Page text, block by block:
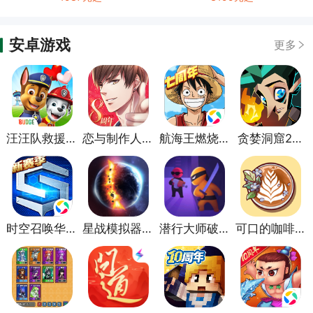
安卓游戏 更多
汪汪队救援世
界手游
恋与制作人官
方正版
航海王燃烧意
志腾讯版本
贪婪洞窟2官
方版
时空召唤华为
版
星战模拟器手
游
潜行大师破解
版无限金币无
广告版
可口的咖啡美
味的咖啡破解
版